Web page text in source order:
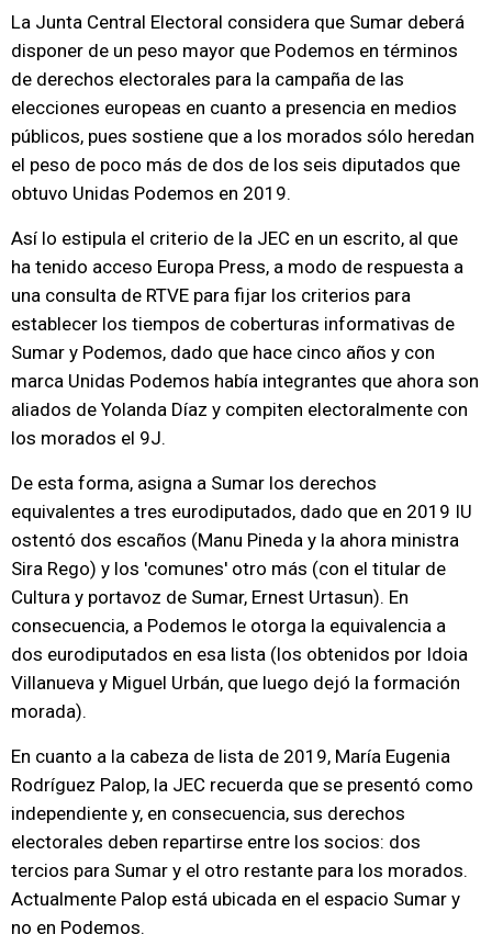
La Junta Central Electoral considera que Sumar deberá
disponer de un peso mayor que Podemos en términos
de derechos electorales para la campaña de las
elecciones europeas en cuanto a presencia en medios
públicos, pues sostiene que a los morados sólo heredan
el peso de poco más de dos de los seis diputados que
obtuvo Unidas Podemos en 2019.
Así lo estipula el criterio de la JEC en un escrito, al que
ha tenido acceso Europa Press, a modo de respuesta a
una consulta de RTVE para fijar los criterios para
establecer los tiempos de coberturas informativas de
Sumar y Podemos, dado que hace cinco años y con
marca Unidas Podemos había integrantes que ahora son
aliados de Yolanda Díaz y compiten electoralmente con
los morados el 9J.
De esta forma, asigna a Sumar los derechos
equivalentes a tres eurodiputados, dado que en 2019 IU
ostentó dos escaños (Manu Pineda y la ahora ministra
Sira Rego) y los 'comunes' otro más (con el titular de
Cultura y portavoz de Sumar, Ernest Urtasun). En
consecuencia, a Podemos le otorga la equivalencia a
dos eurodiputados en esa lista (los obtenidos por Idoia
Villanueva y Miguel Urbán, que luego dejó la formación
morada).
En cuanto a la cabeza de lista de 2019, María Eugenia
Rodríguez Palop, la JEC recuerda que se presentó como
independiente y, en consecuencia, sus derechos
electorales deben repartirse entre los socios: dos
tercios para Sumar y el otro restante para los morados.
Actualmente Palop está ubicada en el espacio Sumar y
no en Podemos.